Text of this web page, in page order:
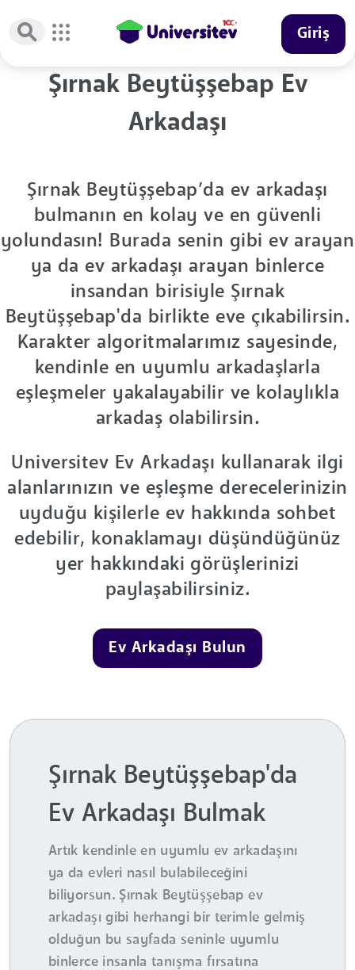
Giriş
Şırnak Beytüşşebap Ev
Arkadaşı
Şırnak Beytüşşebap’da ev arkadaşı
bulmanın en kolay ve en güvenli
yolundasın! Burada senin gibi ev arayan
ya da ev arkadaşı arayan binlerce
insandan birisiyle Şırnak
Beytüşşebap'da birlikte eve çıkabilirsin.
Karakter algoritmalarımız sayesinde,
kendinle en uyumlu arkadaşlarla
eşleşmeler yakalayabilir ve kolaylıkla
arkadaş olabilirsin.
Universitev Ev Arkadaşı kullanarak ilgi
alanlarınızın ve eşleşme derecelerinizin
uyduğu kişilerle ev hakkında sohbet
edebilir, konaklamayı düşündüğünüz
yer hakkındaki görüşlerinizi
paylaşabilirsiniz.
Ev Arkadaşı Bulun
Şırnak Beytüşşebap'da
Ev Arkadaşı Bulmak
Artık kendinle en uyumlu ev arkadaşını
ya da evleri nasıl bulabileceğini
biliyorsun. Şırnak Beytüşşebap ev
arkadaşı gibi herhangi bir terimle gelmiş
olduğun bu sayfada seninle uyumlu
binlerce insanla tanışma fırsatına